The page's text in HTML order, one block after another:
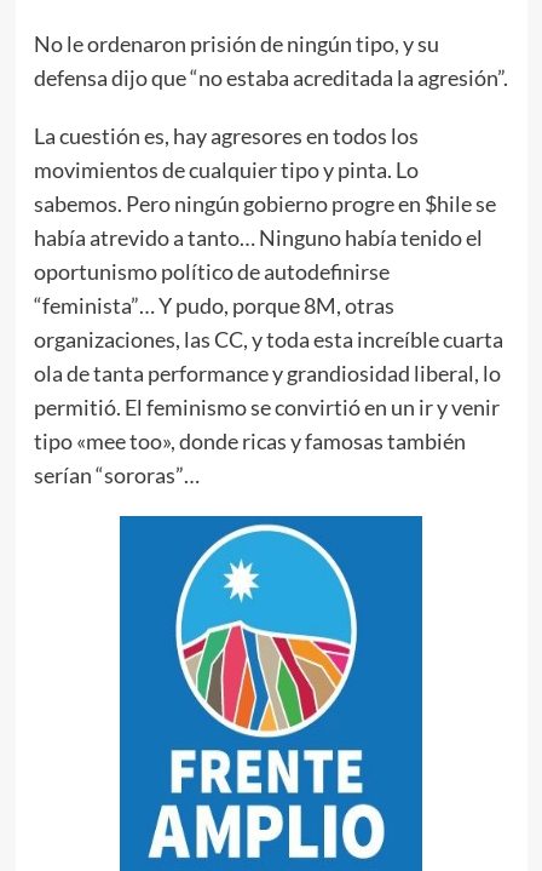
No le ordenaron prisión de ningún tipo, y su
defensa dijo que “no estaba acreditada la agresión”.
La cuestión es, hay agresores en todos los
movimientos de cualquier tipo y pinta. Lo
sabemos. Pero ningún gobierno progre en $hile se
había atrevido a tanto… Ninguno había tenido el
oportunismo político de autodefinirse
“feminista”… Y pudo, porque 8M, otras
organizaciones, las CC, y toda esta increíble cuarta
ola de tanta performance y grandiosidad liberal, lo
permitió. El feminismo se convirtió en un ir y venir
tipo «mee too», donde ricas y famosas también
serían “sororas”…